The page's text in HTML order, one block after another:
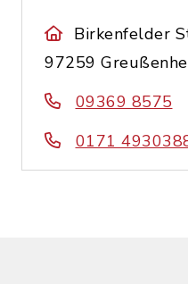
Birkenfelder
97259
09369 8575
0171